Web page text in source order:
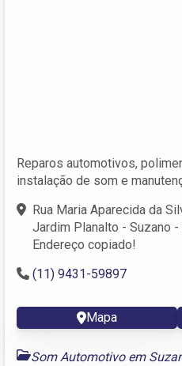
Reparos automotivos,
instalação de som e
Rua Maria Aparecida da
Jardim Planalto - Suzano
Endereço copiado!
(11) 9431-59897
Mapa
Som Automotivo em